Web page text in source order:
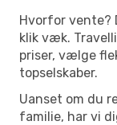
Hvorfor vente?
klik væk.
priser, vælge
topselskaber.
Uanset om du
familie, har vi